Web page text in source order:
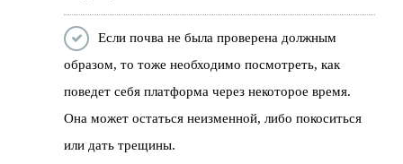
Если почва не была проверена должным
образом, то тоже необходимо посмотреть, как
поведет себя платформа через некоторое время.
Она может остаться неизменной, либо покоситься
или дать трещины.